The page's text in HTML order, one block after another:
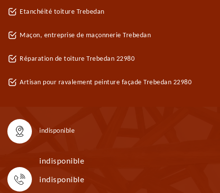
Etanchéité toiture Trebedan
Maçon, entreprise de maçonnerie Trebedan
Réparation de toiture Trebedan 22980
Artisan pour ravalement peinture façade Trebedan 22980
indisponible
indisponible
indisponible